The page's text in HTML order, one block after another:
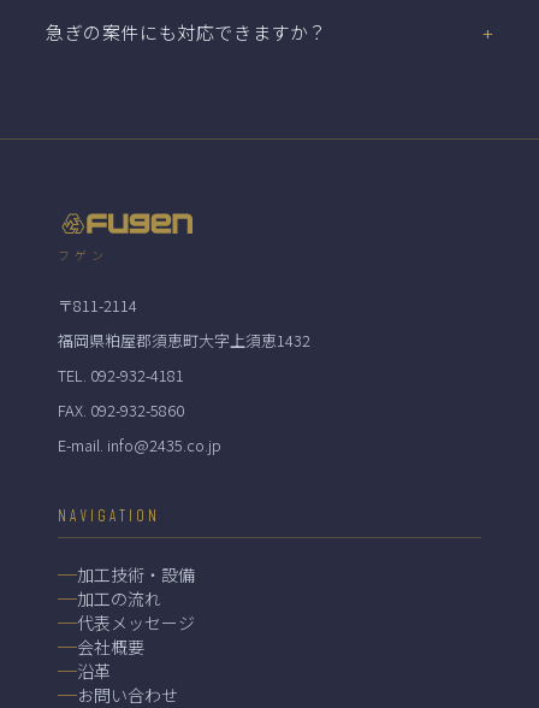
急ぎの案件にも対応できますか？ +
フゲン
〒811-2114
福岡県粕屋郡須恵町大字上須恵1432
TEL. 092-932-4181
FAX. 092-932-5860
E-mail. info@2435.co.jp
NAVIGATION
加工技術・設備
加工の流れ
代表メッセージ
会社概要
沿革
お問い合わせ